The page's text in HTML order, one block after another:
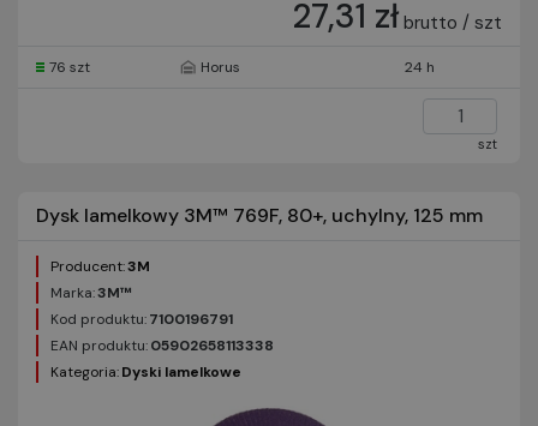
27,31 zł brutto / szt
76 szt Horus 24 h
szt
Dysk lamelkowy 3M™ 769F, 80+, uchylny, 125 mm
Producent:3M
Marka:3M™
Kod produktu:7100196791
EAN produktu:05902658113338
Kategoria:Dyski lamelkowe